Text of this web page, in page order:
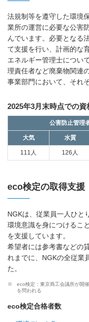
法規制等を遵守した環境
業所の運営に必要な公害
んでいます。必要となる
て支援を行い、計画的な
エネルギー管理士につい
理責任者など廃棄物関連
事業部門において、それ
2025年3月末時点での資
公害防止管理
大気
水質
111人 126人
eco検定の取得支援
NGKは、従業員一人ひと
環境意識を身につけるこ
を支援しています。
希望者には参考書などの
れまでに、NGKの全従業
た。
※
eco検定：東京商工会議所が開
を問われる
eco検定合格者数